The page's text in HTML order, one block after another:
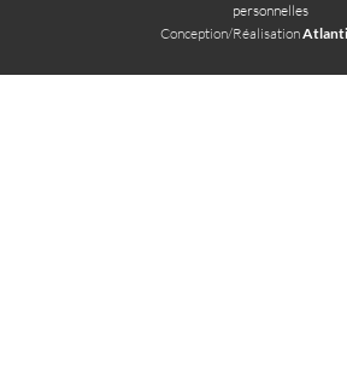
personnelles
Conception/Réalisation